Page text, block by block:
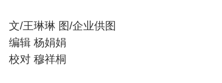
文/王琳琳 图/企业供图
编辑 杨娟娟
校对 穆祥桐